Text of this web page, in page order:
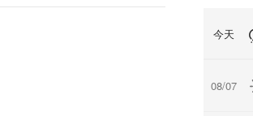
今天
08/07